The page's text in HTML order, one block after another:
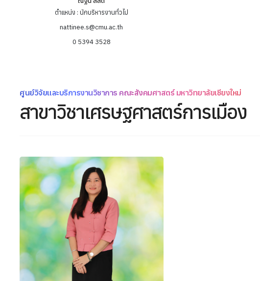
ตำแหน่ง : นักบริหารงานทั่วไป
nattinee.s@cmu.ac.th
0 5394 3528
ศูนย์วิจัยและบริการงานวิชาการ คณะสังคมศาสตร์ มหาวิทยาลัยเชียงใหม่
สาขาวิชาเศรษฐศาสตร์การเมือง